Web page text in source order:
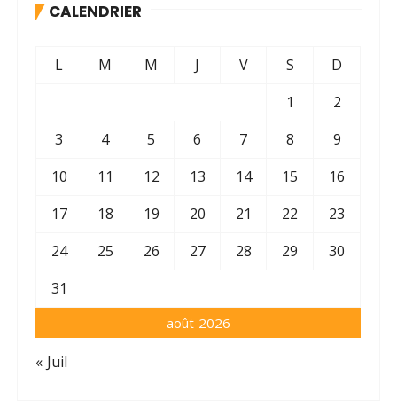
CALENDRIER
août 2026
L M M J V S
D
1
2
3
4 5 6 7 8
9
10
11 12 13 14 15
16
17
18 19 20 21 22
23
24
25 26 27 28 29
30
31
« Juil